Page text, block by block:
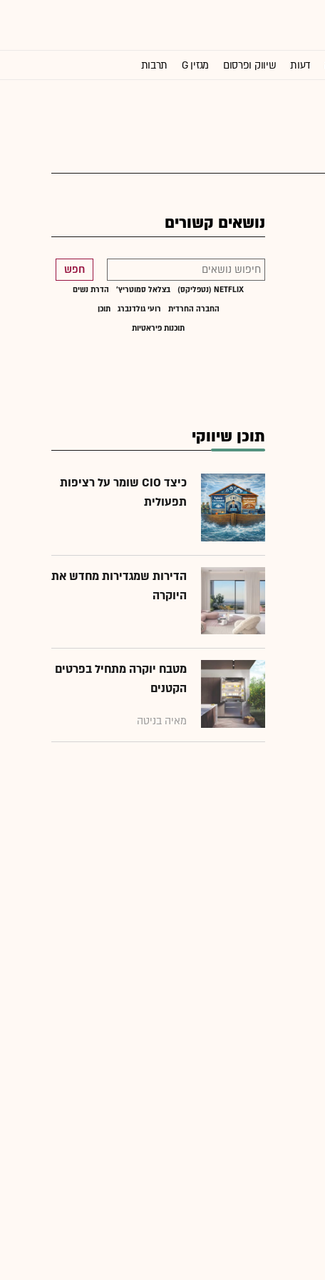
דעות שיווק ופרסום מגזין G תרבות
נושאים קשורים
חפש
NETFLIX (נטפליקס) בצלאל סמוטריץ'
הדרת נשים
החברה החרדית
רועי גולדנברג
תוכן
תוכנות פיראטיות
תוכן שיווקי
כיצד CIO שומר על רציפות
תפעולית
הדירות שמגדירות מחדש את
היוקרה
מטבח יוקרה מתחיל בפרטים
הקטנים
מאיה בניטה